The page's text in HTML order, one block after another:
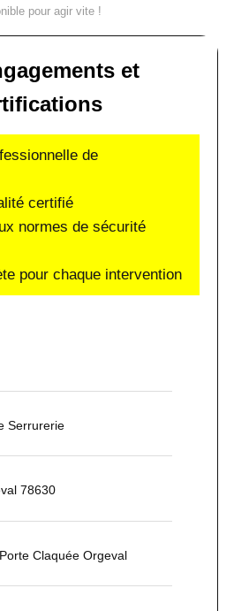
pour agir vite !
et
de
certifié
normes de sécurité
pour chaque intervention
Serrurerie
78630
Claquée Orgeval